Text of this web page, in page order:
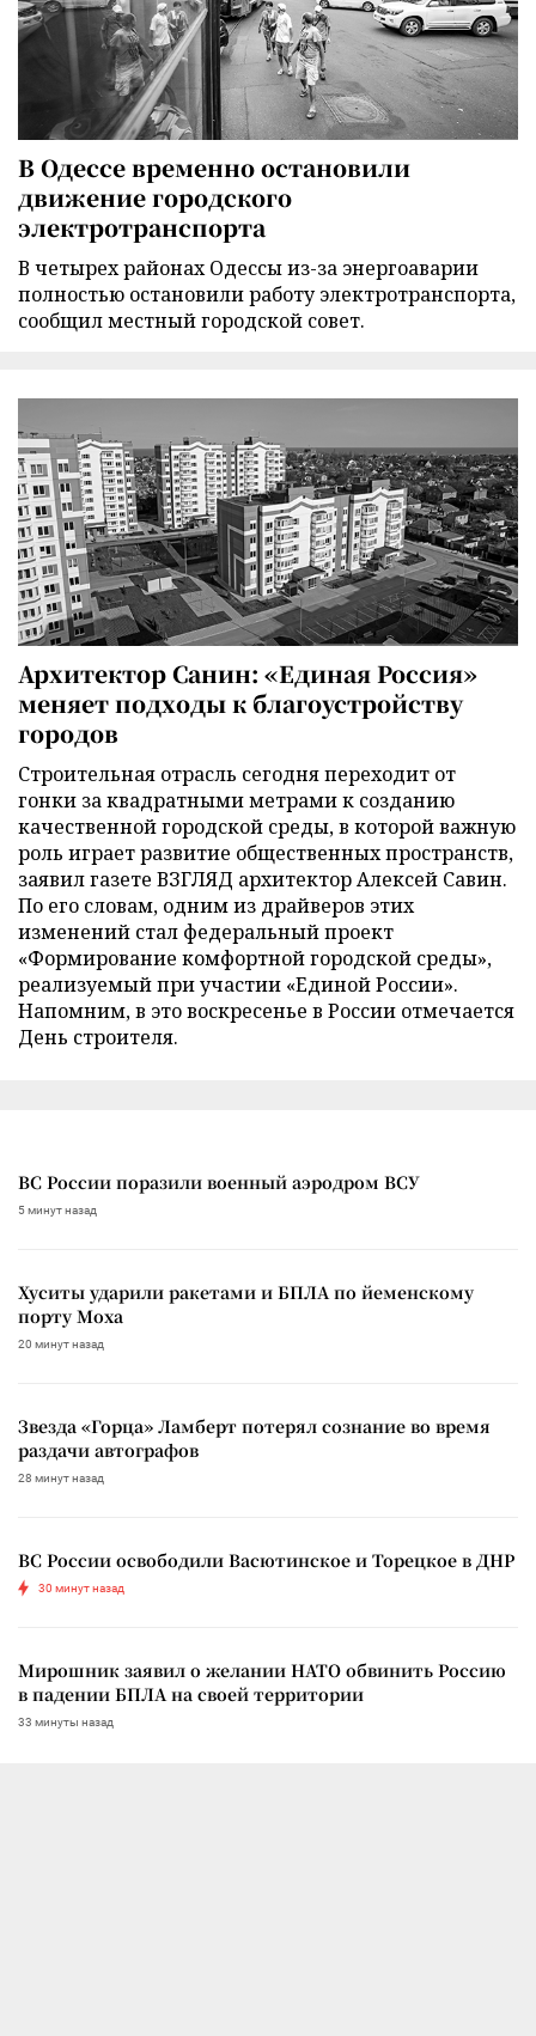
В Одессе временно остановили
движение городского
электротранспорта
В четырех районах Одессы из-за энергоаварии
полностью остановили работу электротранспорта,
сообщил местный городской совет.
Архитектор Санин: «Единая Россия»
меняет подходы к благоустройству
городов
Строительная отрасль сегодня переходит от
гонки за квадратными метрами к созданию
качественной городской среды, в которой важную
роль играет развитие общественных пространств,
заявил газете ВЗГЛЯД архитектор Алексей Савин.
По его словам, одним из драйверов этих
изменений стал федеральный проект
«Формирование комфортной городской среды»,
реализуемый при участии «Единой России».
Напомним, в это воскресенье в России отмечается
День строителя.
ВС России поразили военный аэродром ВСУ
5 минут назад
Хуситы ударили ракетами и БПЛА по йеменскому
порту Моха
20 минут назад
Звезда «Горца» Ламберт потерял сознание во время
раздачи автографов
28 минут назад
ВС России освободили Васютинское и Торецкое в ДНР
30 минут назад
Мирошник заявил о желании НАТО обвинить Россию
в падении БПЛА на своей территории
33 минуты назад